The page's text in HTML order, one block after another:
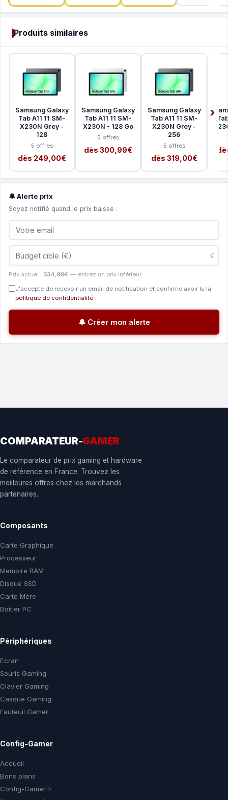
Produits similaires
Samsung Galaxy
Tab A11 11 SM-
X230N Grey -
128
5 offres
dès 249,00€
Samsung Galaxy
Tab A11 11 SM-
X230N - 128 Go
5 offres
dès 300,99€
Samsung Galaxy
Tab A11 11 SM-
X230N Grey -
256
5 offres
dès 319,00€
🔔 Alerte prix
Soyez notifié quand le prix baisse :
€
Prix actuel : 334,99€ — entrez un prix inférieur
J'accepte de recevoir un email de notification et confirme avoir lu la
politique de confidentialité.
🔔 Créer mon alerte
COMPARATEUR-GAMER
Le comparateur de prix gaming et hardware
de référence en France. Trouvez les
meilleures offres chez les marchands
partenaires.
Composants
Carte Graphique
Processeur
Memoire RAM
Disque SSD
Carte Mère
Boîtier PC
Périphériques
Ecran
Souris Gaming
Clavier Gaming
Casque Gaming
Fauteuil Gamer
Config-Gamer
Accueil
Bons plans
Config-Gamer.fr